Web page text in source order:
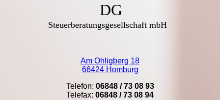
DG
Steuerberatungsgesellschaft mbH
Am Ohligberg 18
66424 Homburg
Telefon: 06848 / 73 08 93
Telefax: 06848 / 73 08 94